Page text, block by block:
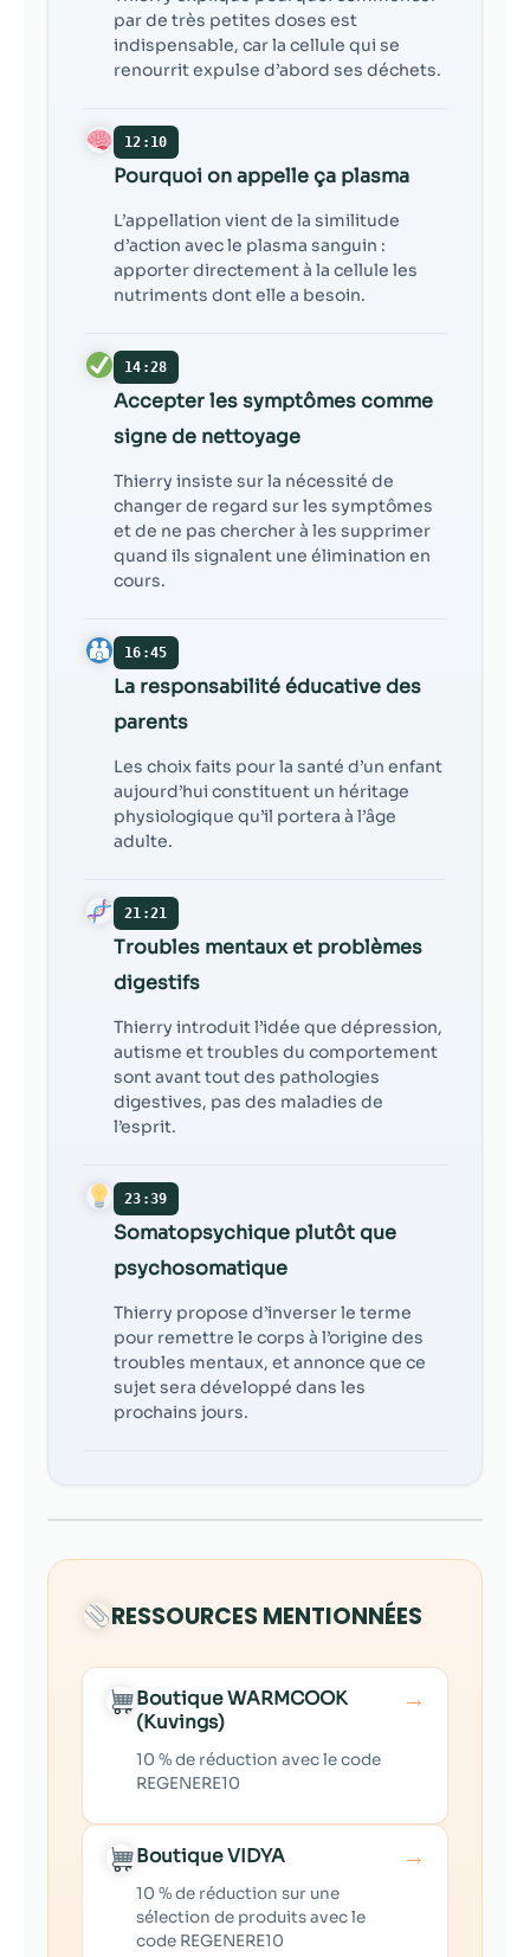
par de très petites doses est
indispensable, car la cellule qui se
renourrit expulse d’abord ses déchets.
12:10
Pourquoi on appelle ça plasma
L’appellation vient de la similitude
d’action avec le plasma sanguin :
apporter directement à la cellule les
nutriments dont elle a besoin.
14:28
Accepter les symptômes comme
signe de nettoyage
Thierry insiste sur la nécessité de
changer de regard sur les symptômes
et de ne pas chercher à les supprimer
quand ils signalent une élimination en
cours.
16:45
La responsabilité éducative des
parents
Les choix faits pour la santé d’un enfant
aujourd’hui constituent un héritage
physiologique qu’il portera à l’âge
adulte.
21:21
Troubles mentaux et problèmes
digestifs
Thierry introduit l’idée que dépression,
autisme et troubles du comportement
sont avant tout des pathologies
digestives, pas des maladies de
l’esprit.
23:39
Somatopsychique plutôt que
psychosomatique
Thierry propose d’inverser le terme
pour remettre le corps à l’origine des
troubles mentaux, et annonce que ce
sujet sera développé dans les
prochains jours.
RESSOURCES MENTIONNÉES
Boutique WARMCOOK
(Kuvings)
10 % de réduction avec le code
REGENERE10
→
Boutique VIDYA
10 % de réduction sur une
sélection de produits avec le
code REGENERE10
→